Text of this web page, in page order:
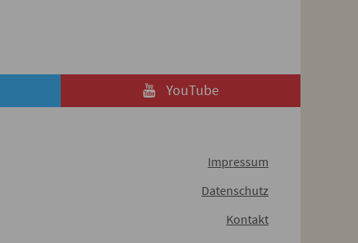
YouTube
Impressum
Datenschutz
Kontakt